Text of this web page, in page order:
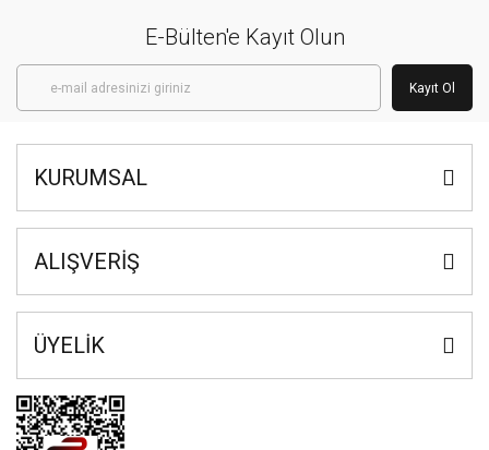
E-Bülten'e Kayıt Olun
Kayıt Ol
KURUMSAL
ALIŞVERİŞ
ÜYELİK